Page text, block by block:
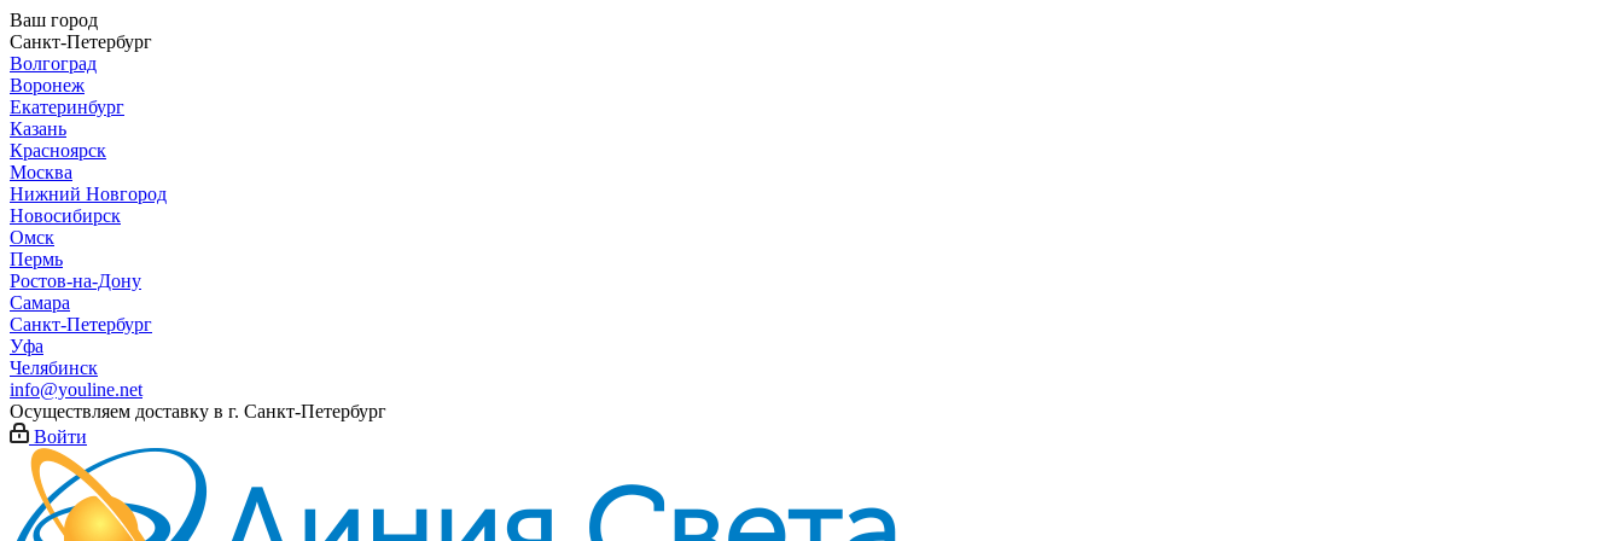
Ваш город
Санкт-Петербург
Волгоград
Воронеж
Екатеринбург
Казань
Красноярск
Москва
Нижний Новгород
Новосибирск
Омск
Пермь
Ростов-на-Дону
Самара
Санкт-Петербург
Уфа
Челябинск
info@youline.net
Осуществляем доставку в г. Санкт-Петербург
Войти